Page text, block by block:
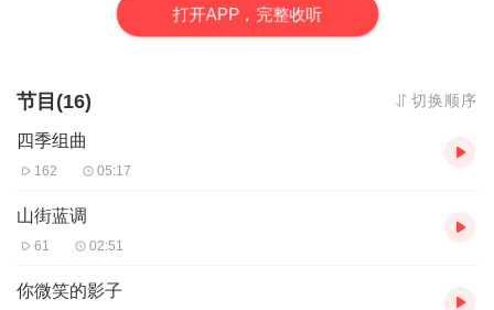
打开APP，完整收听
节目(16) 切换顺序
四季组曲
162 05:17
山街蓝调
61 02:51
你微笑的影子